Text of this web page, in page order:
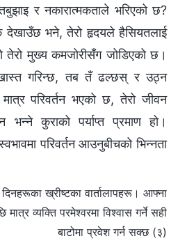
र नकारात्मकताले भरिएको छ?
भने, तेरो हृदयले हैसियतलाई
तेरो मुख्य कमजोरीसँग जोडिएको छ।
गरिन्छ, तब तँ ढल्छस् र उठ्न
परिवर्तन भएको छ, तेरो जीवन
भन्‍ने कुराको पर्याप्त प्रमाण हो।
परिवर्तन आउनुबीचको भिन्नता
ख्रीष्टका वार्तालापहरू। आफ्ना
मात्र व्यक्ति परमेश्‍वरमा विश्‍वास गर्ने सही
बाटोमा प्रवेश गर्न सक्छ (३)